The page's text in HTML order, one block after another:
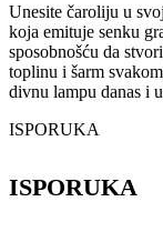
Unesite čaroliju u
koja emituje senku
sposobnošću da
toplinu i šarm
divnu lampu danas i
ISPORUKA
ISPORUKA